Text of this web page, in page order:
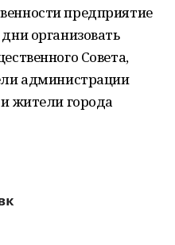
предприятие
организовать
Совета,
администрации
жители города